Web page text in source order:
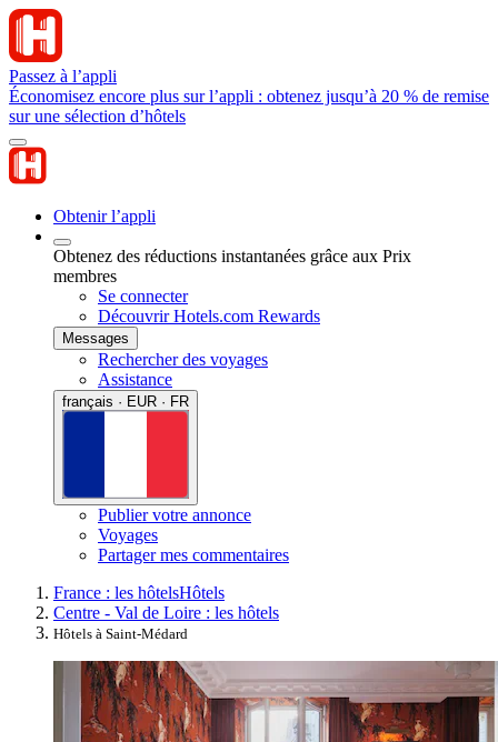
Passez à l’appli
Économisez encore plus sur l’appli : obtenez jusqu’à 20 % de remise
sur une sélection d’hôtels
Obtenir l’appli
Obtenez des réductions instantanées grâce aux Prix
membres
Se connecter
Découvrir Hotels.com Rewards
Messages
Rechercher des voyages
Assistance
français · EUR · FR
Publier votre annonce
Voyages
Partager mes commentaires
France : les hôtelsHôtels
Centre - Val de Loire : les hôtels
Hôtels à Saint-Médard